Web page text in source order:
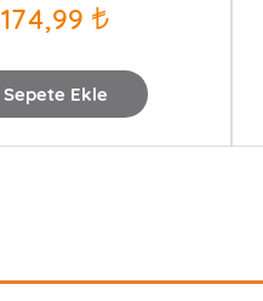
Sepete Ekle
174,99